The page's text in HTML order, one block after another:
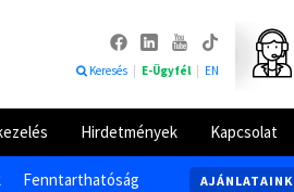
Keresés E-Ügyfél EN
Hirdetmények Kapcsolat
Fenntarthatóság AJÁNLATAINK